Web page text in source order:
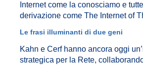
Internet come la conosciamo e
derivazione come The Internet of
Le frasi illuminanti di due geni
Kahn e Cerf hanno ancora oggi
strategica per la Rete,